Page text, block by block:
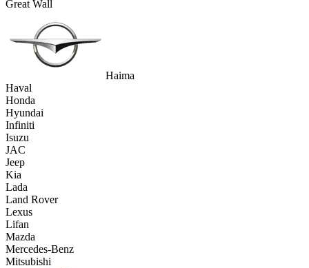
Great Wall
Haima
Haval
Honda
Hyundai
Infiniti
Isuzu
JAC
Jeep
Kia
Lada
Land Rover
Lexus
Lifan
Mazda
Mercedes-Benz
Mitsubishi